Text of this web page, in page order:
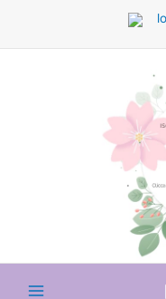
contenuto